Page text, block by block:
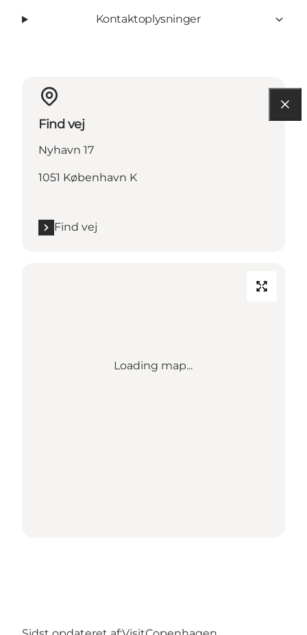
Kontaktoplysninger
Find vej
Nyhavn 17
1051 København K
Find vej
Loading map...